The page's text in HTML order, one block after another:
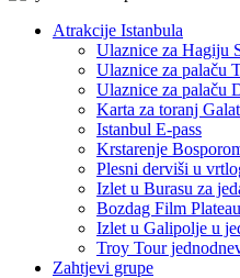
Atrakcije Istanbula
Ulaznice za Hagiju
Ulaznice za palaču
Ulaznice za palaču
Karta za toranj
Istanbul E-pass
Krstarenje
Plesni derviši u
Izlet u Burasu za
Bozdag Film
Izlet u Galipolje u
Troy Tour
Zahtjevi grupe